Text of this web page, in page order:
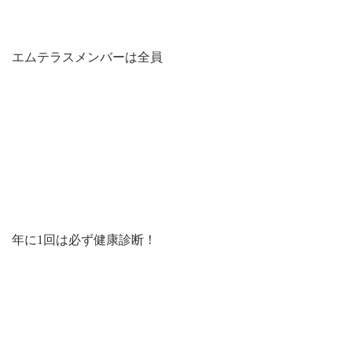
エムテラスメンバーは全員
年に1回は必ず健康診断！